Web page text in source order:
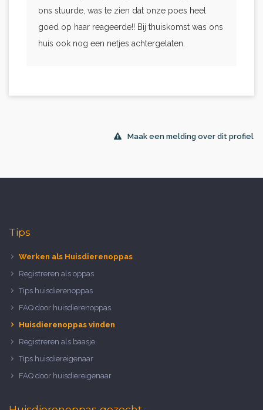
ons stuurde, was te zien dat onze poes heel
goed op haar reageerde!! Bij thuiskomst was ons
huis ook nog een netjes achtergelaten.
Maak een melding over dit profiel
Tips
Werken als Huisdierenoppas
Registreren als oppas
Tips huisdierenoppas
FAQ door huisdierenoppas
Huisdierenoppas vinden
Registreren als baasje
Tips huisdiereigenaar
FAQ door huisdiereigenaar